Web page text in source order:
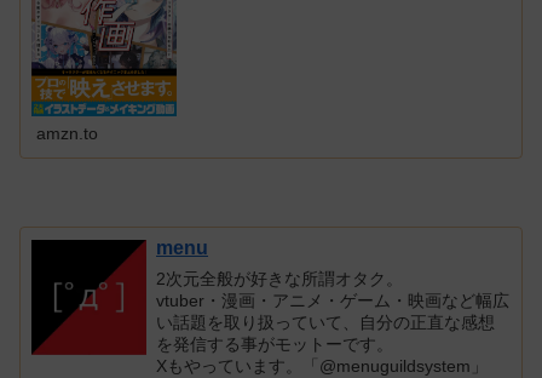
amzn.to
menu
2次元全般が好きな所謂オタク。
vtuber・漫画・アニメ・ゲーム・映画など幅広
い話題を取り扱っていて、自分の正直な感想
を発信する事がモットーです。
Xもやっています。「@menuguildsystem」